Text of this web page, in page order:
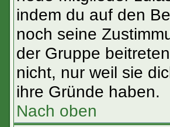
indem du auf den
noch seine
der Gruppe
nicht, nur weil sie
ihre Gründe haben.
Nach oben